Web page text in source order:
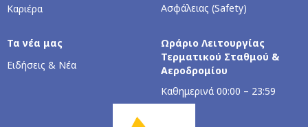
Καριέρα
Ασφάλειας (Safety)
Τα νέα μας
Ειδήσεις & Νέα
Ωράριο Λειτουργίας
Τερματικού Σταθμού &
Αεροδρομίου
Καθημερινά 00:00 – 23:59